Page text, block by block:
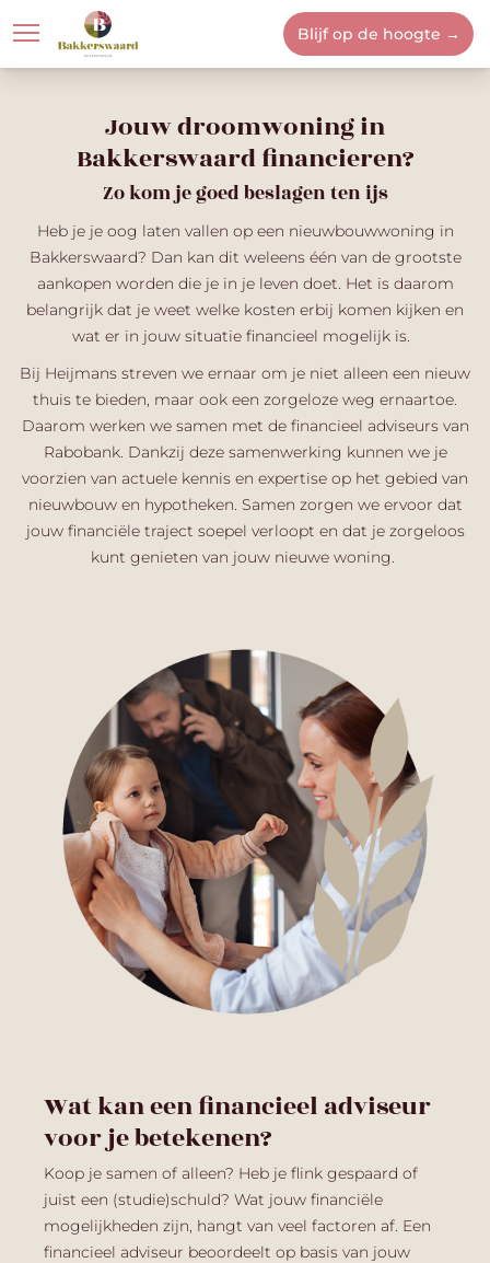
Blijf op de hoogte →
Jouw droomwoning in
Bakkerswaardfinancieren?
Zo kom je goed beslagen ten ijs
Heb je je oog laten vallen op een nieuwbouwwoning in
Bakkerswaard? Dan kan dit weleens één van de grootste
aankopen worden die je in je leven doet. Het is daarom
belangrijk dat je weet welke kosten erbij komen kijken en
wat er in jouw situatie financieel mogelijk is.
Bij Heijmans streven we ernaar om je niet alleen een nieuw
thuis te bieden, maar ook een zorgeloze weg ernaartoe.
Daarom werken we samen met de financieel adviseurs van
Rabobank. Dankzij deze samenwerking kunnen we je
voorzien van actuele kennis en expertise op het gebied van
nieuwbouw en hypotheken. Samen zorgen we ervoor dat
jouw financiële traject soepel verloopt en dat je zorgeloos
kunt genieten van jouw nieuwe woning.
Wat kan een financieel adviseur
voor je betekenen?
Koop je samen of alleen? Heb je flink gespaard of
juist een (studie)schuld? Wat jouw financiële
mogelijkheden zijn, hangt van veel factoren af. Een
financieel adviseur beoordeelt op basis van jouw
Bakkerswaard